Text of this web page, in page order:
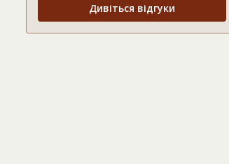
Дивіться відгуки